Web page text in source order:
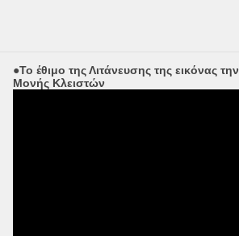
●Το έθιμο της Λιτάνευσης της εικόνας την
Μονής Κλειστών